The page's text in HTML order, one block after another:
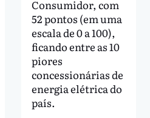
Consumidor, com
52 pontos (em uma
escala de 0 a 100),
ficando entre as 10
piores
concessionárias de
energia elétrica do
país.